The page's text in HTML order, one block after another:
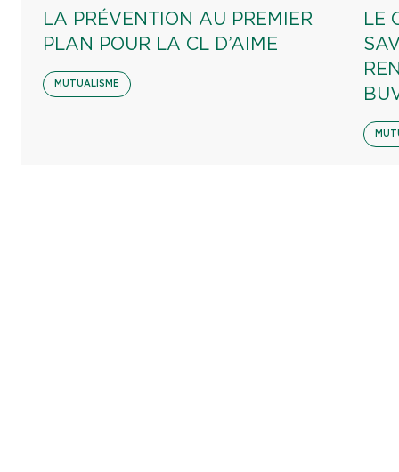
LA PRÉVENTION AU PREMIER
PLAN POUR LA CL D’AIME
MUTUALISME
LE